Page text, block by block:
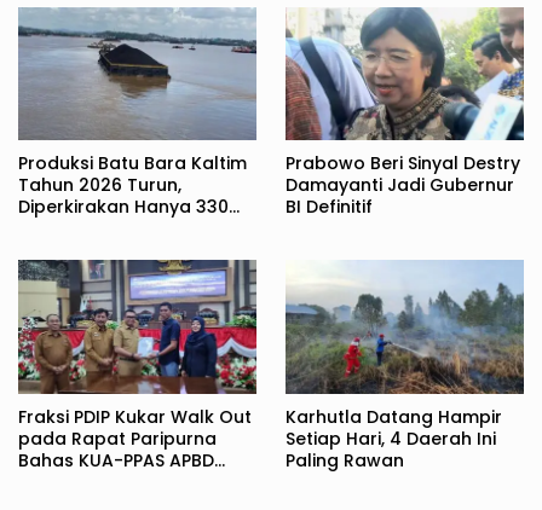
Produksi Batu Bara Kaltim
Tahun 2026 Turun,
Diperkirakan Hanya 330
Prabowo Beri Sinyal Destry
Damayanti Jadi Gubernur
BI Definitif
Fraksi PDIP Kukar Walk Out
pada Rapat Paripurna
Bahas KUA-PPAS APBD
Karhutla Datang Hampir
Setiap Hari, 4 Daerah Ini
Paling Rawan